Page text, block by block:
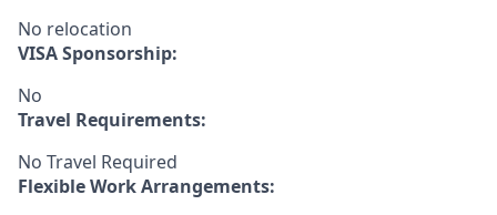
No relocation
VISA Sponsorship:
No
Travel Requirements:
No Travel Required
Flexible Work Arrangements: